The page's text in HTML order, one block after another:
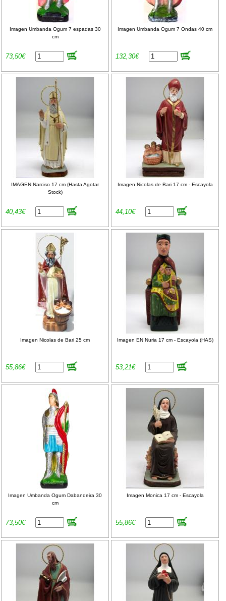
Imagen Umbanda Ogum 7 espadas 30
cm
73,50€
Imagen Umbanda Ogum 7 Ondas 40 cm
132,30€
IMAGEN Narciso 17 cm (Hasta Agotar
Stock)
40,43€
Imagen Nicolas de Bari 17 cm - Escayola
44,10€
Imagen Nicolas de Bari 25 cm
55,86€
Imagen EN Nuria 17 cm - Escayola (HAS)
53,21€
Imagen Umbanda Ogum Dabandeira 30
cm
73,50€
Imagen Monica 17 cm - Escayola
55,86€